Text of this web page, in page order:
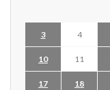
3 4
10 11
17 18